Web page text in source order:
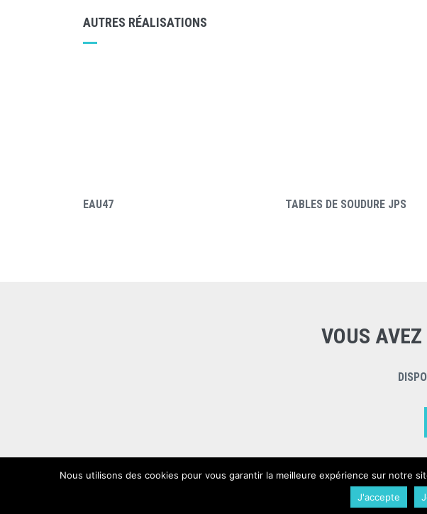
AUTRES RÉALISATIONS
EAU47 TABLES DE SOUDURE JPS
VOUS
Nous utilisons des cookies pour vous garantir la meilleure expérience sur notre
J'accepte